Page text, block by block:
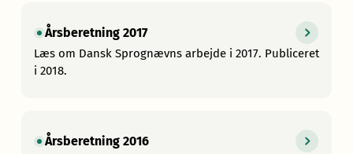
Årsberetning 2017
Læs om Dansk Sprognævns arbejde i 2017. Publiceret
i 2018.
Årsberetning 2016